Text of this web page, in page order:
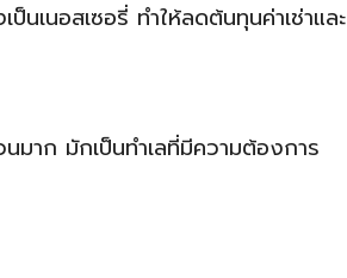
นเนอสเซอรี่ ทำให้ลดต้นทุนค่าเช่าและ
าก มักเป็นทำเลที่มีความต้องการ